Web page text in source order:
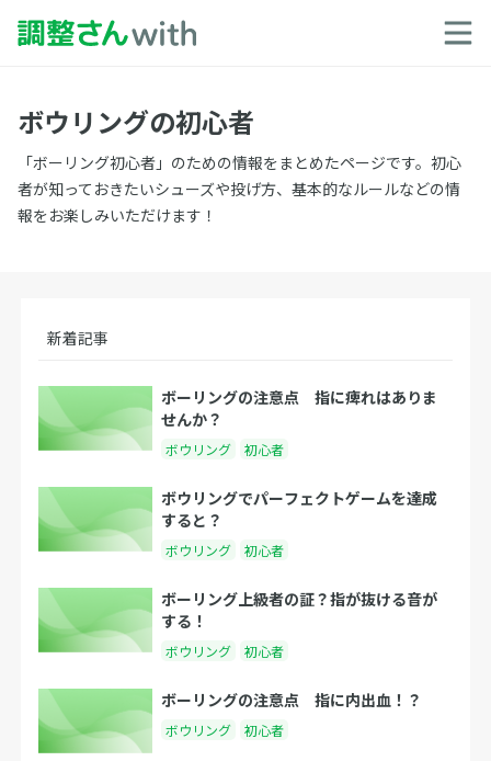
ボウリングの初心者
「ボーリング初心者」のための情報をまとめたページです。初心
者が知っておきたいシューズや投げ方、基本的なルールなどの情
報をお楽しみいただけます！
新着記事
ボーリングの注意点 指に痺れはありま
せんか？
ボウリング 初心者
ボウリングでパーフェクトゲームを達成
すると？
ボウリング 初心者
ボーリング上級者の証？指が抜ける音が
する！
ボウリング 初心者
ボーリングの注意点 指に内出血！？
ボウリング 初心者